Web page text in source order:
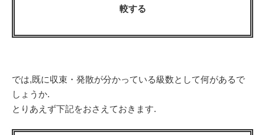
較する
では,既に収束・発散が分かっている級数として何があるで
しょうか.
とりあえず下記をおさえておきます.